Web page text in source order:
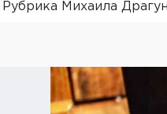
Рубрика Михаила